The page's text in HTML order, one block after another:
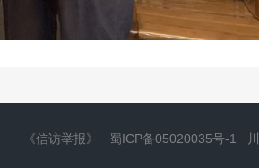
《信访举报》 蜀ICP备05020035号-1